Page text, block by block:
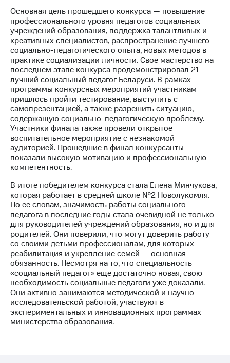
Достижения
Интервью
Финансовая
отчетность
Контакты
Новости
в
регионе
и акционерам
Корпоративное
управление
Корпоративный
секретарь
Раскрытие
информации
Информация
акционерам
Документы
ПАО
"МТС"
Собрания
акционеров
Личный
кабинет
акционера
Акционерный
и
Основная цель прошедшего конкурса — повышение
профессионального уровня педагогов социальных
учреждений образования, поддержка талантливых и
креативных специалистов, распространение лучшего
социально-педагогического опыта, новых методов в
практике социализации личности. Свое мастерство на
последнем этапе конкурса продемонстрировал 21
лучший социальный педагог Беларуси. В рамках
программы конкурсных мероприятий участникам
пришлось пройти тестирование, выступить с
самопрезентацией, а также разрешить ситуацию,
содержащую социально-педагогическую проблему.
Участники финала также провели открытое
воспитательное мероприятие с незнакомой
аудиторией. Прошедшие в финал конкурсанты
показали высокую мотивацию и профессиональную
компетентность.
В итоге победителем конкурса стала Елена Минчукова,
которая работает в средней школе №2 Новолукомля.
По ее словам, значимость работы социального
педагога в последние годы стала очевидной не только
для руководителей учреждений образования, но и для
родителей. Они поверили, что могут доверить работу
со своими детьми профессионалам, для которых
реабилитация и укрепление семей — основная
обязанность. Несмотря на то, что специальность
«социальный педагог» еще достаточно новая, свою
необходимость социальные педагоги уже доказали.
Они активно занимаются методической и научно-
исследовательской работой, участвуют в
экспериментальных и инновационных программах
министерства образования.